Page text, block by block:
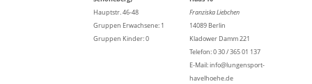
Hauptstr. 46-48
Gruppen Erwachsene: 1
Gruppen Kinder: 0
Franziska Liebchen
14089 Berlin
Kladower Damm 221
Telefon: 0 30 / 365 01 137
E-Mail: info@lungensport-
havelhoehe.de